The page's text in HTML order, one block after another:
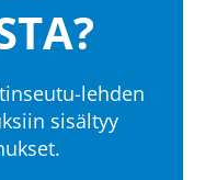
lehden
sisältyy